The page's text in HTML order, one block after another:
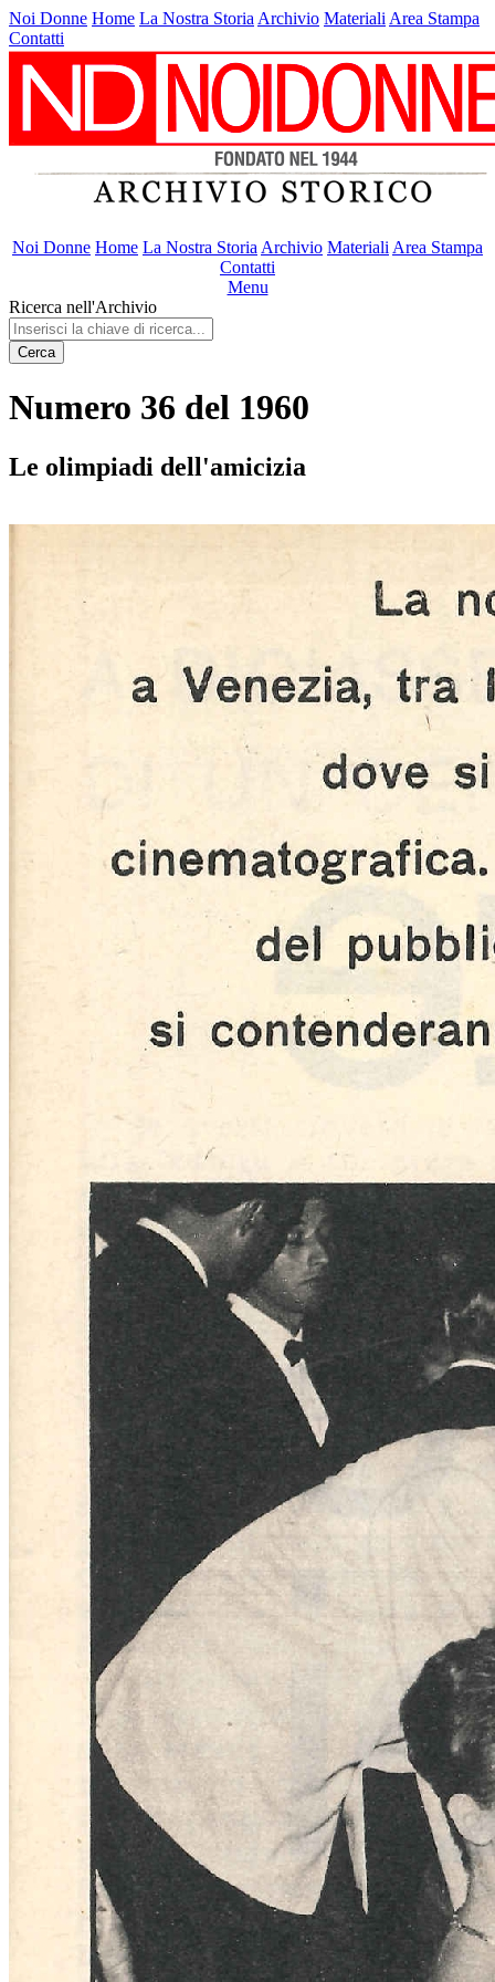
Noi Donne Home La Nostra Storia Archivio Materiali Area Stampa
Contatti
Noi Donne Home La Nostra Storia Archivio Materiali Area Stampa
Contatti
Menu
Ricerca nell'Archivio
Cerca
Numero 36 del 1960
Le olimpiadi dell'amicizia